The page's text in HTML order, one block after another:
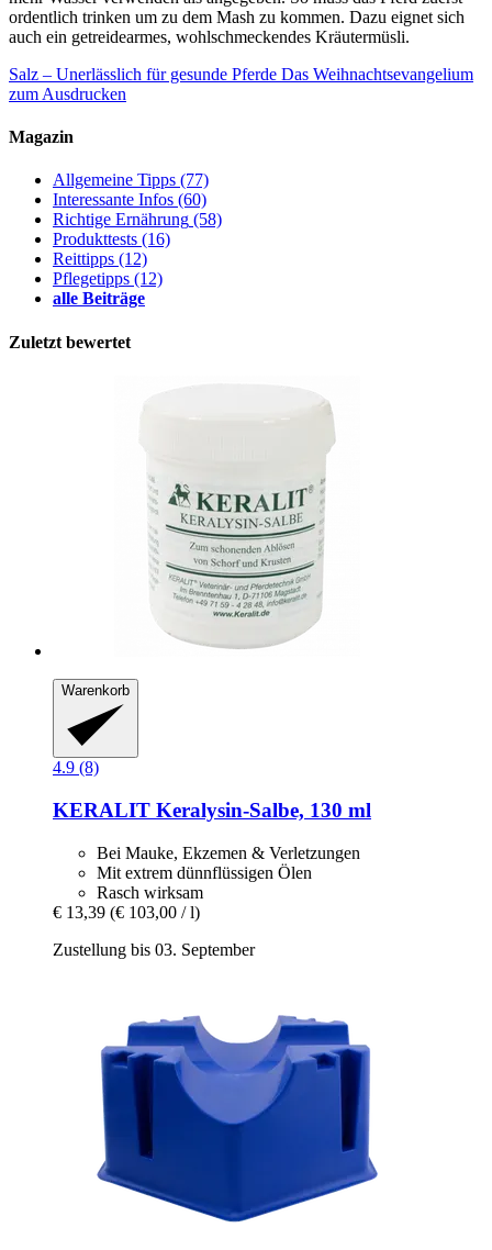
ordentlich trinken um zu dem Mash zu kommen. Dazu eignet sich
auch ein getreidearmes, wohlschmeckendes Kräutermüsli.
Salz – Unerlässlich für gesunde Pferde Das Weihnachtsevangelium
zum Ausdrucken
Magazin
Allgemeine Tipps (77)
Interessante Infos (60)
Richtige Ernährung (58)
Produkttests (16)
Reittipps (12)
Pflegetipps (12)
alle Beiträge
Zuletzt bewertet
Warenkorb
4.9 (8)
KERALIT Keralysin-​Salbe, 130 ml
Bei Mauke, Ekzemen & Verletzungen
Mit extrem dünnflüssigen Ölen
Rasch wirksam
€ 13,39 (€ 103,00 / l)
Zustellung bis 03. September